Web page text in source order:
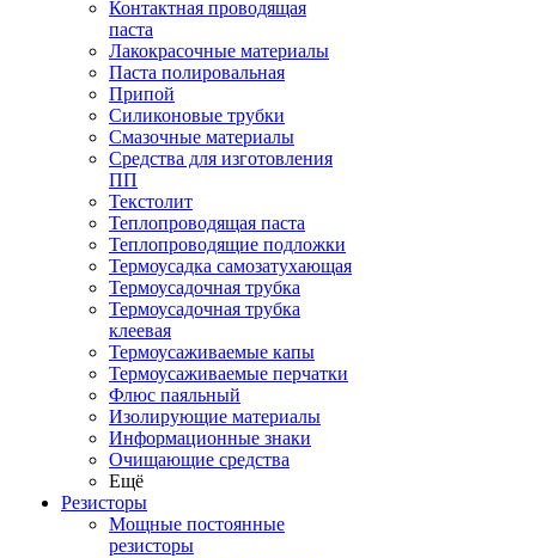
Контактная проводящая
паста
Лакокрасочные материалы
Паста полировальная
Припой
Силиконовые трубки
Смазочные материалы
Средства для изготовления
ПП
Текстолит
Теплопроводящая паста
Теплопроводящие подложки
Термоусадка самозатухающая
Термоусадочная трубка
Термоусадочная трубка
клеевая
Термоусаживаемые капы
Термоусаживаемые перчатки
Флюс паяльный
Изолирующие материалы
Информационные знаки
Очищающие средства
Ещё
Резисторы
Мощные постоянные
резисторы